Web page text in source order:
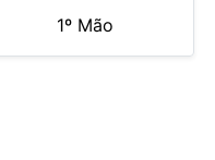
1º Mão